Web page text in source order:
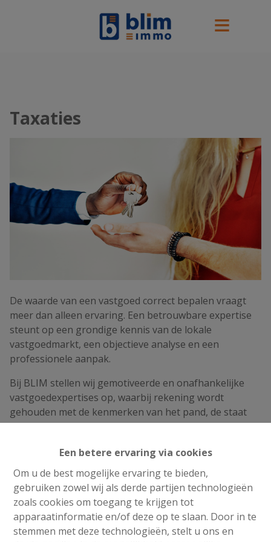
Een betere ervaring via cookies
Om u de best mogelijke ervaring te bieden,
gebruiken zowel wij als derde partijen technologieën
zoals cookies om toegang te krijgen tot
apparaatinformatie en/of deze op te slaan. Door in te
stemmen met deze technologieën, stelt u ons en
Taxaties
De waarde van een vastgoed correct bepalen vraagt
meer dan alleen ervaring. Een betrouwbare expertise
steunt op een grondige kennis van de lokale
vastgoedmarkt, een objectieve analyse en een
professionele aanpak.
Bij BLIM stellen wij gemotiveerde en onafhankelijke
vastgoedexpertises op, waarbij rekening wordt
gehouden met de kenmerken van het pand, de staat
van onderhoud, de ligging, de stedenbouwkundige en
uiteenlopende situaties, zoals een nalatenschap,
schenking, verdeling, echtscheiding, bankfinanciering,
hypothecaire waarborg, gerechtelijke procedure,
fiscale doeleinden of vermogensplanning.